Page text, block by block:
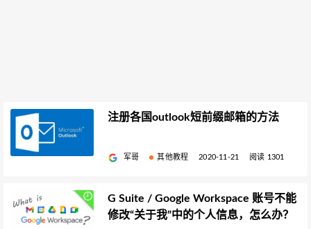
注册各国outlook短前缀邮箱的方法
军哥 其他教程 2020-11-21 阅读 1301
G Suite / Google Workspace 账号不能
修改“关于我”中的个人信息，怎么办？